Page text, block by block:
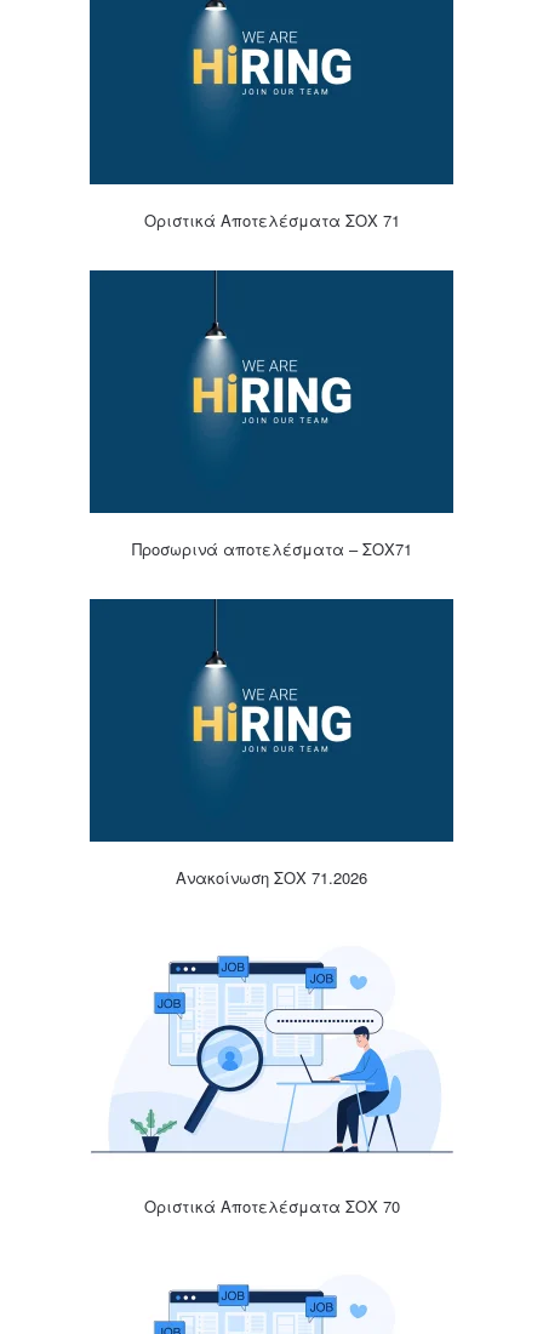
Οριστικά Αποτελέσματα ΣΟΧ 71
Προσωρινά αποτελέσματα – ΣΟΧ71
Ανακοίνωση ΣΟΧ 71.2026
Οριστικά Αποτελέσματα ΣΟΧ 70